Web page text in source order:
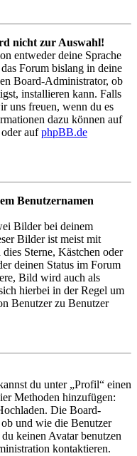
nicht zur Auswahl!
entweder deine Sprache
Forum bislang in deine
Board-Administrator, ob
installieren kann. Falls
uns freuen, wenn du es
dazu können auf
oder aufphpBB.de
Benutzernamen
Bilder bei deinem
Bilder ist meist mit
Sterne, Kästchen oder
deinen Status im Forum
Bild wird auch als
hierbei in der Regel um
Benutzer zu Benutzer
du unter „Profil“ einen
Methoden hinzufügen:
Die Board-
und wie die Benutzer
keinen Avatar benutzen
kontaktieren.